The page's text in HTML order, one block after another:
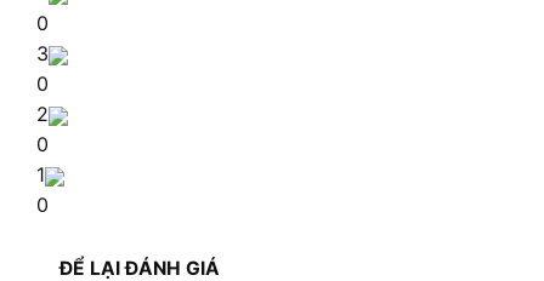
0
3
0
2
0
1
0
ĐỂ LẠI ĐÁNH GIÁ